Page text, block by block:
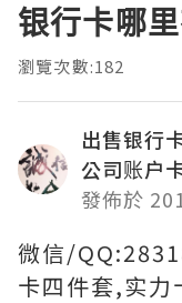
银行卡哪
瀏覽次數:182
出售银行
公司账户
發佈於
微信/
卡四件套,实